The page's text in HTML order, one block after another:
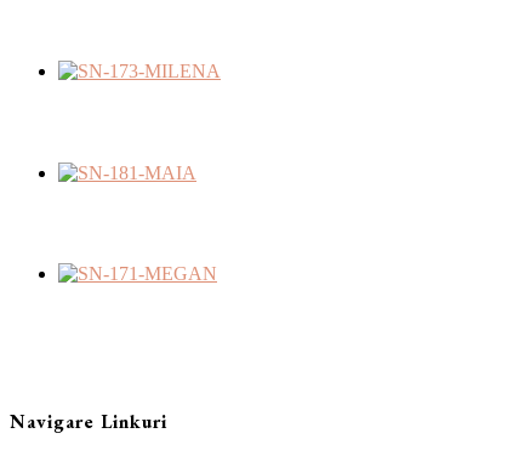
Navigare Linkuri